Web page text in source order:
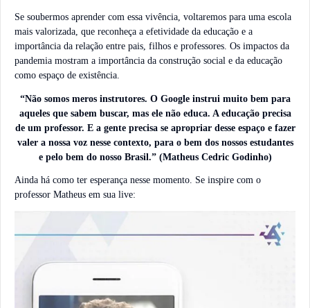
Se soubermos aprender com essa vivência, voltaremos para uma escola
mais valorizada, que reconheça a efetividade da educação e a
importância da relação entre pais, filhos e professores. Os impactos da
pandemia mostram a importância da construção social e da educação
como espaço de existência.
“Não somos meros instrutores. O Google instrui muito bem para
aqueles que sabem buscar, mas ele não educa. A educação precisa
de um professor. E a gente precisa se apropriar desse espaço e fazer
valer a nossa voz nesse contexto, para o bem dos nossos estudantes
e pelo bem do nosso Brasil.” (Matheus Cedric Godinho)
Ainda há como ter esperança nesse momento. Se inspire com o
professor Matheus em sua live: